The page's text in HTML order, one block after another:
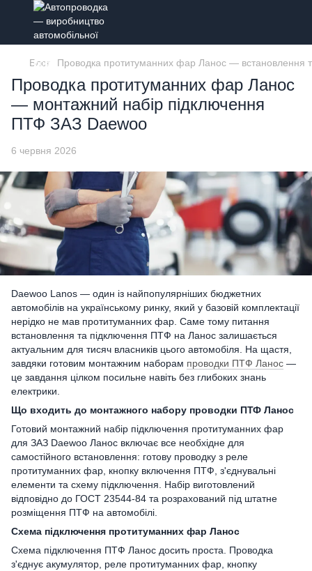
Блог Проводка протитуманних фар Ланос — встановлення
Проводка протитуманних фар Ланос
— монтажний набір підключення
ПТФ ЗАЗ Daewoo
6 червня 2026
Daewoo Lanos — один із найпопулярніших бюджетних
автомобілів на українському ринку, який у базовій комплектації
нерідко не мав протитуманних фар. Саме тому питання
встановлення та підключення ПТФ на Ланос залишається
актуальним для тисяч власників цього автомобіля. На щастя,
завдяки готовим монтажним наборам проводки ПТФ Ланос —
це завдання цілком посильне навіть без глибоких знань
електрики.
Що входить до монтажного набору проводки ПТФ Ланос
Готовий монтажний набір підключення протитуманних фар
для ЗАЗ Daewoo Ланос включає все необхідне для
самостійного встановлення: готову проводку з реле
протитуманних фар, кнопку включення ПТФ, з'єднувальні
елементи та схему підключення. Набір виготовлений
відповідно до ГОСТ 23544-84 та розрахований під штатне
розміщення ПТФ на автомобілі.
Схема підключення протитуманних фар Ланос
Схема підключення ПТФ Ланос досить проста. Проводка
з'єднує акумулятор, реле протитуманних фар, кнопку